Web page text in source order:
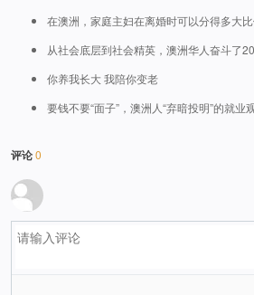
在澳洲，家庭主妇在离婚时可以分得多大
从社会底层到社会精英，澳洲华人奋斗了
你养我长大 我陪你变老
要钱不要“面子”，澳洲人“弃暗投明”的就业
评论0